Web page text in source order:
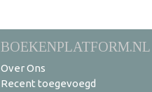
BOEKENPLATFORM.NL
Over Ons
Recent toegevoegd